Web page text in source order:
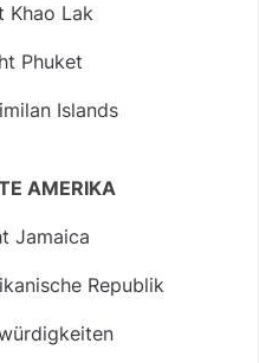
Khao Lak
Phuket
Islands
AMERIKA
Jamaica
Republik